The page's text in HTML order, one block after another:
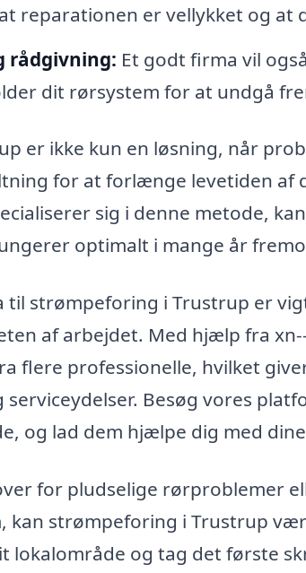
reparationen er vellykket og at
rådgivning: Et godt firma vil
dit rørsystem for at undgå
er ikke kun en løsning, når
for at forlænge levetiden af
sig i denne metode,
optimalt i mange år
strømpeforing i Trustrup er
af arbejdet. Med hjælp fra
flere professionelle, hvilket
serviceydelser. Besøg vores
og lad dem hjælpe dig med
for pludselige rørproblemer
kan strømpeforing i Trustrup
lokalområde og tag det første